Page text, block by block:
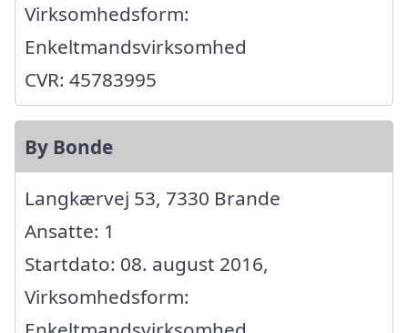
Virksomhedsform:
Enkeltmandsvirksomhed
CVR: 45783995
By Bonde
Langkærvej 53, 7330 Brande
Ansatte: 1
Startdato: 08. august 2016,
Virksomhedsform: